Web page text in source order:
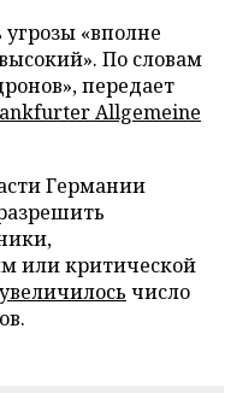
«вполне
По словам
передает
Allgemeine
Германии
или критической
увеличилось число